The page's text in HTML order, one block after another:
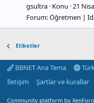
gsultra Konu 21
Forum:Öğretmen |
Etiketler
BBNET Ana Tema
İletişim
Şartlar ve kurallar
Community platform by XenForo